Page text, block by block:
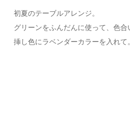
初夏のテーブルアレンジ。
グリーンをふんだんに使って、色合
挿し色にラベンダーカラーを入れて